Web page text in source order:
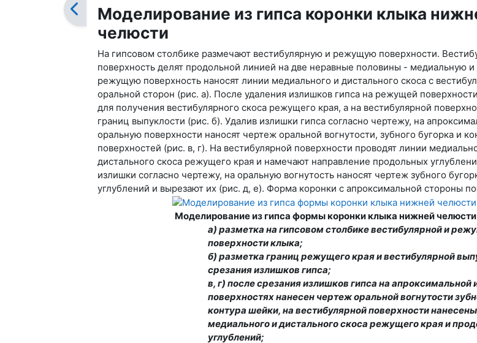
Моделирование из гипса коронки клыка
челюсти
На гипсовом столбике размечают вестибулярную и режущую поверхности.
поверхность делят продольной линией на две неравные половины - медиальную
режущую поверхность наносят линии медиального и дистального скоса с
оральной сторон (рис. а). После удаления излишков гипса на режущей
для получения вестибулярного скоса режущего края, а на вестибулярной
границ выпуклости (рис. б). Удалив излишки гипса согласно чертежу, на
оральную поверхности наносят чертеж оральной вогнутости, зубного бугорка и
поверхностей (рис. в, г). На вестибулярной поверхности проводят линии
дистального скоса режущего края и намечают направление продольных
излишки согласно чертежу, на оральную вогнутость наносят чертеж зубного
углублений и вырезают их (рис. д, е). Форма коронки с апроксимальной стороны
Моделирование из гипса формы коронки клыка нижней челюсти
а) разметка на гипсовом столбике вестибулярной и
поверхности клыка;
б) разметка границ режущего края и вестибулярной
срезания излишков гипса;
в, г) после срезания излишков гипса на апроксимальной
поверхностях нанесен чертеж оральной вогнутости
контура шейки, на вестибулярной поверхности
медиального и дистального скоса режущего края и
углублений;